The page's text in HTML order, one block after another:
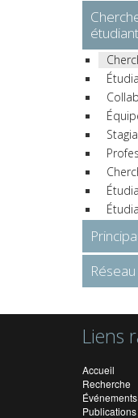
Liens
Accueil
Recherche
Événements
Publications